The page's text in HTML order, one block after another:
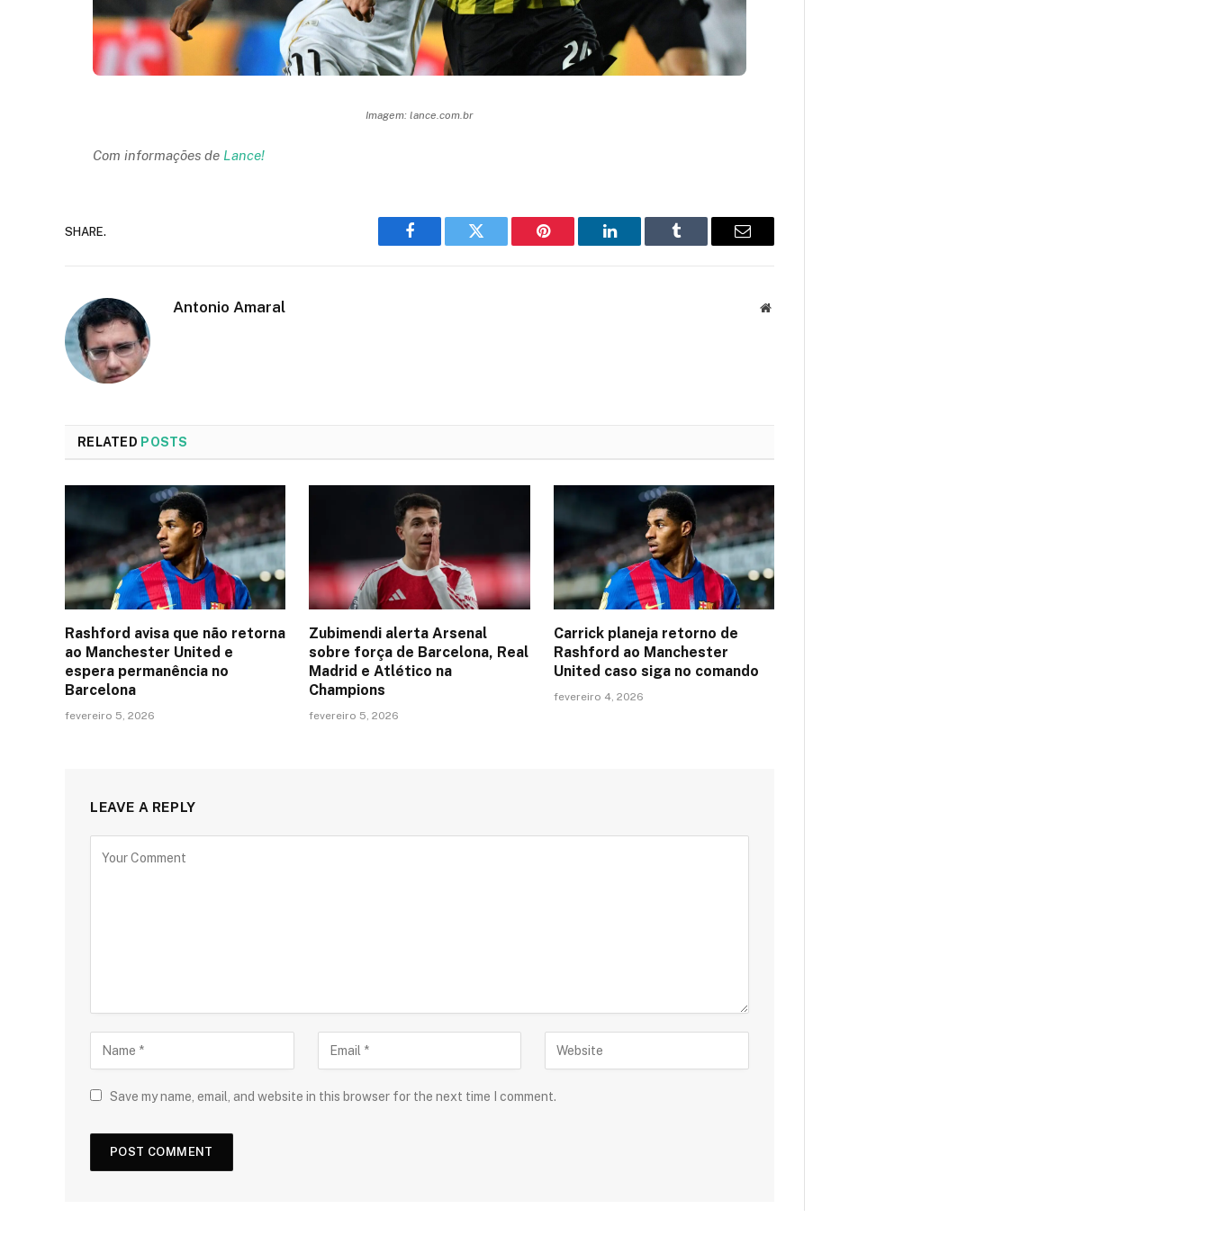
Imagem: lance.com.br
Com informações de Lance!
SHARE.
Facebook Twitter Pinterest LinkedIn Tumblr Email
Antonio Amaral Website
RELATED POSTS
Rashford avisa que não retorna
ao Manchester United e
espera permanência no
Barcelona
fevereiro 5, 2026
Zubimendi alerta Arsenal
sobre força de Barcelona, Real
Madrid e Atlético na
Champions
fevereiro 5, 2026
Carrick planeja retorno de
Rashford ao Manchester
United caso siga no comando
fevereiro 4, 2026
LEAVE A REPLY
Save my name, email, and website in this browser for the next time I comment.